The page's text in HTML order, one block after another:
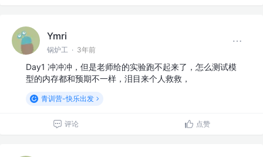
Ymri
锅炉工 · 3年前
Day1 冲冲冲，但是老师给的实验跑不起来了，怎么测试模
型的内存都和预期不一样，泪目来个人救救，
青训营-快乐出发
评论 点赞